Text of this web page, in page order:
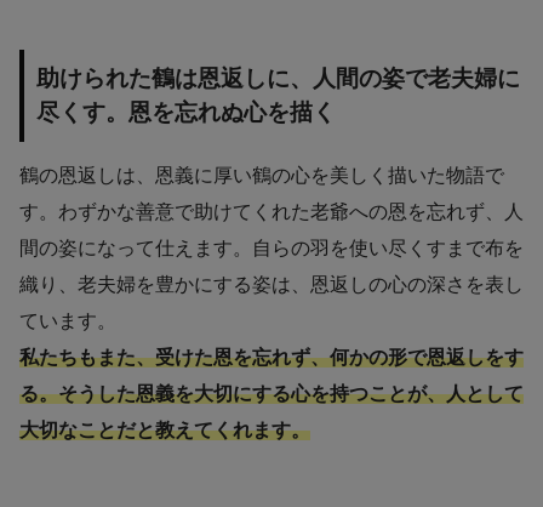
助けられた鶴は恩返しに、人間の姿で老夫婦に
尽くす。恩を忘れぬ心を描く
鶴の恩返しは、恩義に厚い鶴の心を美しく描いた物語で
す。わずかな善意で助けてくれた老爺への恩を忘れず、人
間の姿になって仕えます。自らの羽を使い尽くすまで布を
織り、老夫婦を豊かにする姿は、恩返しの心の深さを表し
ています。
私たちもまた、受けた恩を忘れず、何かの形で恩返しをす
る。そうした恩義を大切にする心を持つことが、人として
大切なことだと教えてくれます。